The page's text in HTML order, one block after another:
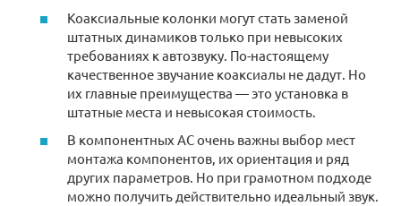
Коаксиальные колонки могут стать заменой
штатных динамиков только при невысоких
требованиях к автозвуку. По-настоящему
качественное звучание коаксиалы не дадут. Но
их главные преимущества — это установка в
штатные места и невысокая стоимость.
В компонентных АС очень важны выбор мест
монтажа компонентов, их ориентация и ряд
других параметров. Но при грамотном подходе
можно получить действительно идеальный звук.